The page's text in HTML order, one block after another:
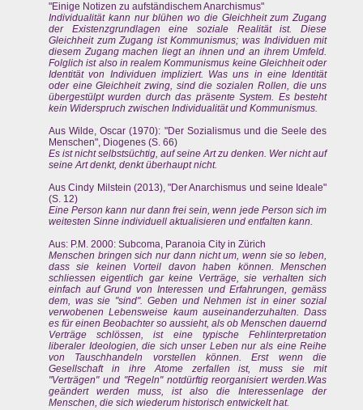
"Einige Notizen zu aufständischem Anarchismus"
Individualität kann nur blühen wo die Gleichheit zum Zugang
der Existenzgrundlagen eine soziale Realität ist. Diese
Gleichheit zum Zugang ist Kommunismus; was Individuen mit
diesem Zugang machen liegt an ihnen und an ihrem Umfeld.
Folglich ist also in realem Kommunismus keine Gleichheit oder
Identität von Individuen impliziert. Was uns in eine Identität
oder eine Gleichheit zwing, sind die sozialen Rollen, die uns
übergestülpt wurden durch das präsente System. Es besteht
kein Widerspruch zwischen Individualität und Kommunismus.
Aus Wilde, Oscar (1970): "Der Sozialismus und die Seele des
Menschen", Diogenes (S. 66)
Es ist nicht selbstsüchtig, auf seine Art zu denken. Wer nicht auf
seine Art denkt, denkt überhaupt nicht.
Aus Cindy Milstein (2013), "Der Anarchismus und seine Ideale"
(S. 12)
Eine Person kann nur dann frei sein, wenn jede Person sich im
weitesten Sinne individuell aktualisieren und entfalten kann.
Aus: P.M. 2000: Subcoma, Paranoia City in Zürich
Menschen bringen sich nur dann nicht um, wenn sie so leben,
dass sie keinen Vorteil davon haben können. Menschen
schliessen eigentlich gar keine Verträge, sie verhalten sich
einfach auf Grund von Interessen und Erfahrungen, gemäss
dem, was sie "sind". Geben und Nehmen ist in einer sozial
verwobenen Lebensweise kaum auseinanderzuhalten. Dass
es für einen Beobachter so aussieht, als ob Menschen dauernd
Verträge schlössen, ist eine typische Fehlinterpretation
liberaler Ideologien, die sich unser Leben nur als eine Reihe
von Tauschhandeln vorstellen können. Erst wenn die
Gesellschaft in ihre Atome zerfallen ist, muss sie mit
"Verträgen" und "Regeln" notdürftig reorganisiert werden.Was
geändert werden muss, ist also die Interessenlage der
Menschen, die sich wiederum historisch entwickelt hat.